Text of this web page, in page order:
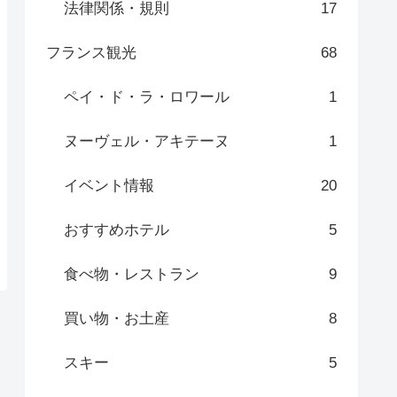
法律関係・規則 17
フランス観光 68
ペイ・ド・ラ・ロワール 1
ヌーヴェル・アキテーヌ 1
イベント情報 20
おすすめホテル 5
食べ物・レストラン 9
買い物・お土産 8
スキー 5